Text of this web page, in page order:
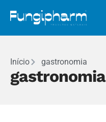
Início gastronomia
gastronomia